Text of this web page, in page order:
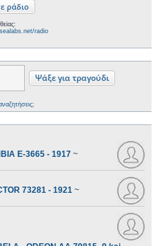
radio
E-3665 - 1917 ~
73281 - 1921 ~